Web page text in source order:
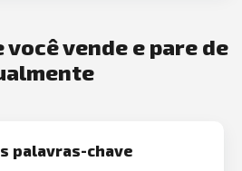
você vende e pare de
palavras-chave